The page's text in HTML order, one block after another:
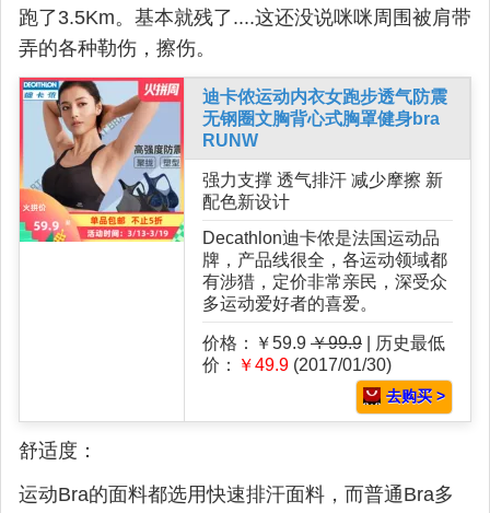
跑了3.5Km。基本就残了....这还没说咪咪周围被肩带
弄的各种勒伤，擦伤。
迪卡侬运动内衣女跑步透气防震
无钢圈文胸背心式胸罩健身bra
RUNW
强力支撑 透气排汗 减少摩擦 新
配色新设计
Decathlon迪卡侬是法国运动品
牌，产品线很全，各运动领域都
有涉猎，定价非常亲民，深受众
多运动爱好者的喜爱。
价格：￥59.9 ￥99.9 | 历史最低
价：
￥49.9 (2017/01/30)
去购买 >
舒适度：
运动Bra的面料都选用快速排汗面料，而普通Bra多